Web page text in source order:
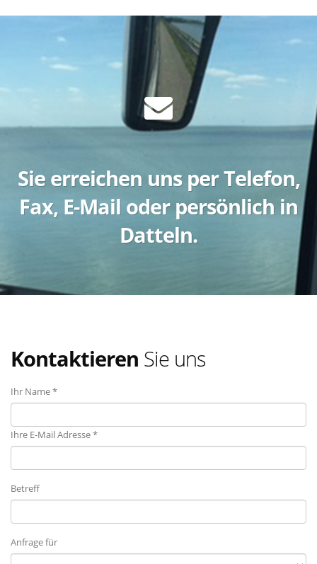
Sie erreichen uns per Telefon,
Fax, E-Mail oder persönlich in
Datteln.
Kontaktieren Sie uns
Ihr Name *
Ihre E-Mail Adresse *
Betreff
Anfrage für